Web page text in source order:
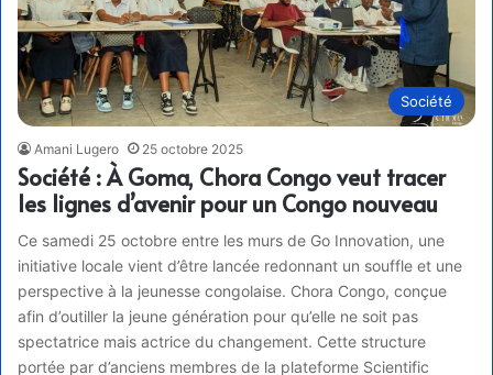
Société
Amani Lugero 25 octobre 2025
Société : À Goma, Chora Congo veut tracer
les lignes d’avenir pour un Congo nouveau
Ce samedi 25 octobre entre les murs de Go Innovation, une
initiative locale vient d’être lancée redonnant un souffle et une
perspective à la jeunesse congolaise. Chora Congo, conçue
afin d’outiller la jeune génération pour qu’elle ne soit pas
spectatrice mais actrice du changement. Cette structure
portée par d’anciens membres de la plateforme Scientific